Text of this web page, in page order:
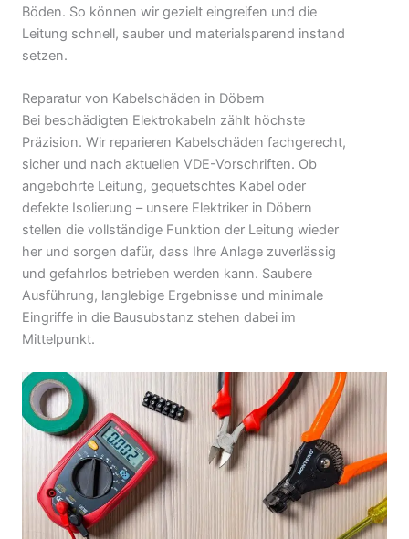
Böden. So können wir gezielt eingreifen und die
Leitung schnell, sauber und materialsparend instand
setzen.
Reparatur von Kabelschäden in Döbern
Bei beschädigten Elektrokabeln zählt höchste
Präzision. Wir reparieren Kabelschäden fachgerecht,
sicher und nach aktuellen VDE-Vorschriften. Ob
angebohrte Leitung, gequetschtes Kabel oder
defekte Isolierung – unsere Elektriker in Döbern
stellen die vollständige Funktion der Leitung wieder
her und sorgen dafür, dass Ihre Anlage zuverlässig
und gefahrlos betrieben werden kann. Saubere
Ausführung, langlebige Ergebnisse und minimale
Eingriffe in die Bausubstanz stehen dabei im
Mittelpunkt.